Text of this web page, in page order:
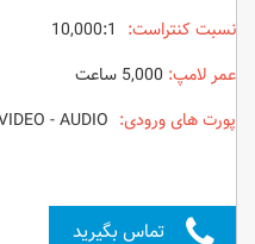
نسبت کنتراست:
عمر لامپ: 5,000 ساعت
پورت های ورودی: - AUDIO
تماس بگیرید